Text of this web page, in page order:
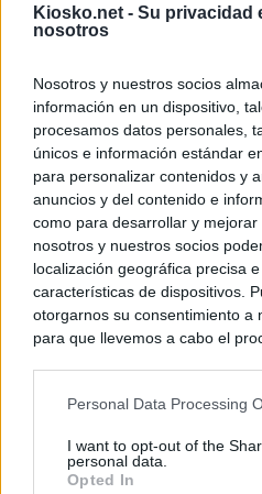
Kiosko.net - Su privacidad
nosotros
Nosotros y nuestros socios
información en un dispositivo,
procesamos datos personales,
únicos e información estándar
para personalizar contenidos y
anuncios y del contenido e
como para desarrollar y mejorar
nosotros y nuestros socios
localización geográfica precisa
características de dispositivos.
otorgarnos su consentimiento a
para que llevemos a cabo el
negar su consentimiento. Tenga
de su consentimiento, pero
rechazar tal procesamiento.
Personal Data Processing
I want to opt-out of the
personal data.
Opted In